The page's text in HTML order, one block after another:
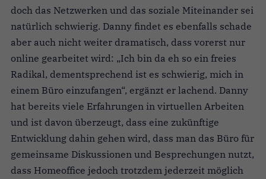
doch das Netzwerken und das soziale Miteinander sei
natürlich schwierig. Danny findet es ebenfalls schade
aber auch nicht weiter dramatisch, dass vorerst nur
online gearbeitet wird: „Ich bin da eh so ein freies
Radikal, dementsprechend ist es schwierig, mich in
einem Büro einzufangen“, ergänzt er lachend. Danny
hat bereits viele Erfahrungen in virtuellen Arbeiten
und ist davon überzeugt, dass eine zukünftige
Entwicklung dahin gehen wird, dass man das Büro für
gemeinsame Diskussionen und Besprechungen nutzt,
dass Homeoffice jedoch trotzdem jederzeit möglich